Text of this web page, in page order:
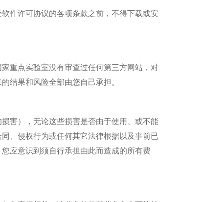
件许可协议的各项条款之前，不得下载或安
重点实验室没有审查过任何第三方网站，对
结果和风险全部由您自己承担。
害），无论这些损害是否由于使用、或不能
、侵权行为或任何其它法律根据以及事前已
应意识到须自行承担由此而造成的所有费